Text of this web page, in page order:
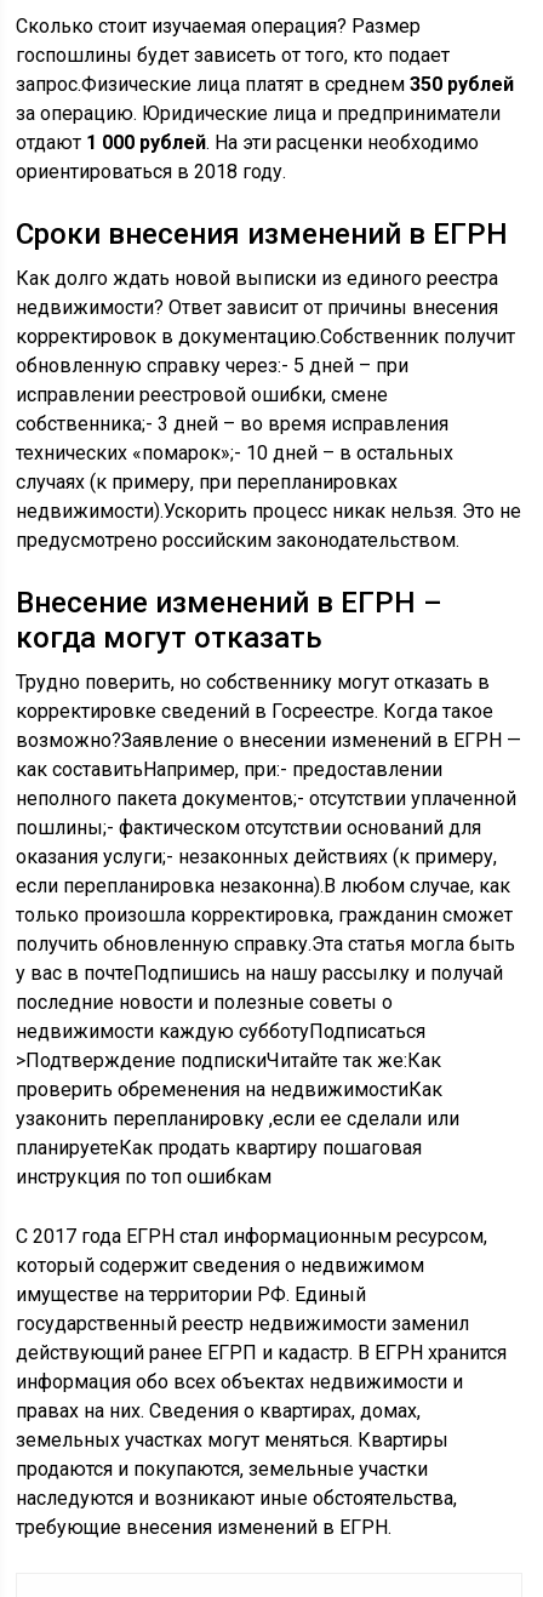
Сколько стоит изучаемая операция? Размер
госпошлины будет зависеть от того, кто подает
запрос.Физические лица платят в среднем350 рублей
за операцию. Юридические лица и предприниматели
отдают 1 000 рублей. На эти расценки необходимо
ориентироваться в 2018 году.
Сроки внесения изменений в ЕГРН
Как долго ждать новой выписки из единого реестра
недвижимости? Ответ зависит от причины внесения
корректировок в документацию.Собственник получит
обновленную справку через:- 5 дней – при
исправлении реестровой ошибки, смене
собственника;- 3 дней – во время исправления
технических «помарок»;- 10 дней – в остальных
случаях (к примеру, при перепланировках
недвижимости).Ускорить процесс никак нельзя. Это не
предусмотрено российским законодательством.
Внесение изменений в ЕГРН –
когда могут отказать
Трудно поверить, но собственнику могут отказать в
корректировке сведений в Госреестре. Когда такое
возможно?Заявление о внесении изменений в ЕГРН —
как составитьНапример, при:- предоставлении
неполного пакета документов;- отсутствии уплаченной
пошлины;- фактическом отсутствии оснований для
оказания услуги;- незаконных действиях (к примеру,
если перепланировка незаконна).В любом случае, как
только произошла корректировка, гражданин сможет
получить обновленную справку.Эта статья могла быть
у вас в почтеПодпишись на нашу рассылку и получай
последние новости и полезные советы о
недвижимости каждую субботуПодписаться
>Подтверждение подпискиЧитайте так же:Как
проверить обременения на недвижимостиКак
узаконить перепланировку ,если ее сделали или
планируетеКак продать квартиру пошаговая
инструкция по топ ошибкам
С 2017 года ЕГРН стал информационным ресурсом,
который содержит сведения о недвижимом
имуществе на территории РФ. Единый
государственный реестр недвижимости заменил
действующий ранее ЕГРП и кадастр. В ЕГРН хранится
информация обо всех объектах недвижимости и
правах на них. Сведения о квартирах, домах,
земельных участках могут меняться. Квартиры
продаются и покупаются, земельные участки
наследуются и возникают иные обстоятельства,
требующие внесения изменений в ЕГРН.